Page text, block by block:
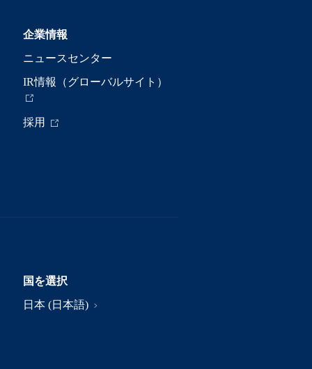
企業情報
ニュースセンター
IR情報（グローバルサイト）
採用
国を選択
日本 (日本語)